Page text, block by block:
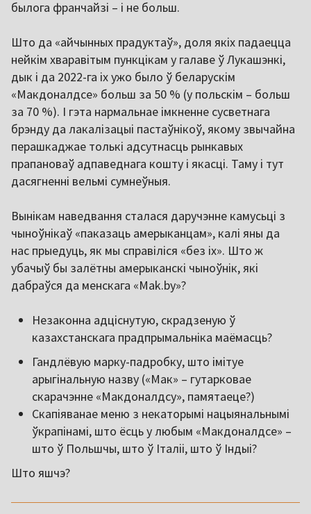
былога франчайзі – і не больш.
Што да «айчынных прадуктаў», доля якіх падаецца
нейкім хваравітым пункцікам у галаве ў Лукашэнкі,
дык і да 2022-га іх ужо было ў беларускім
«Макдоналдсе» больш за 50 % (у польскім – больш
за 70 %). І гэта нармальнае імкненне сусветнага
брэнду да лакалізацыі пастаўнікоў, якому звычайна
перашкаджае толькі адсутнасць рынкавых
прапановаў адпаведнага кошту і якасці. Таму і тут
дасягненні вельмі сумнеўныя.
Вынікам наведвання сталася даручэнне камусьці з
чыноўнікаў «паказаць амерыканцам», калі яны да
нас прыедуць, як мы справіліся «без іх». Што ж
убачыў бы залётны амерыканскі чыноўнік, які
дабраўся да менскага «Mak.by»?
Незаконна адціснутую, скрадзеную ў
казахстанскага прадпрымальніка маёмасць?
Гандлёвую марку-падробку, што імітуе
арыгінальную назву («Мак» – гутарковае
скарачэнне «Макдоналдсу», памятаеце?)
Скапіяванае меню з некаторымі нацыянальнымі
ўкрапінамі, што ёсць у любым «Макдоналдсе» –
што ў Польшчы, што ў Італіі, што ў Індыі?
Што яшчэ?